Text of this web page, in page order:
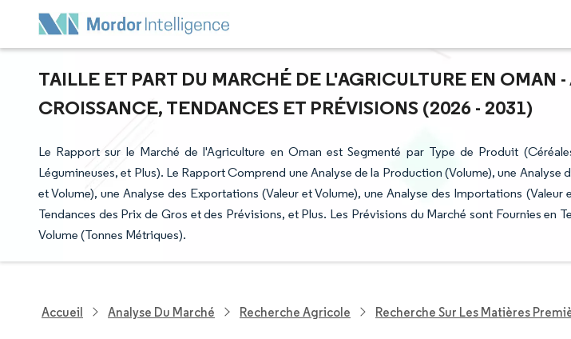
TAILLE ET PART DU MARCHÉ DE L'AGRICULTURE EN OMAN -
CROISSANCE, TENDANCES ET PRÉVISIONS (2026 - 2031)
Le Rapport sur le Marché de l'Agriculture en Oman est Segmenté par Type de Produit
Légumineuses, et Plus). Le Rapport Comprend une Analyse de la Production (Volume), une Analyse
et Volume), une Analyse des Exportations (Valeur et Volume), une Analyse des Importations (Valeur
Tendances des Prix de Gros et des Prévisions, et Plus. Les Prévisions du Marché sont Fournies en
Volume (Tonnes Métriques).
Accueil Analyse Du Marché Recherche Agricole Recherche Sur Les Matières